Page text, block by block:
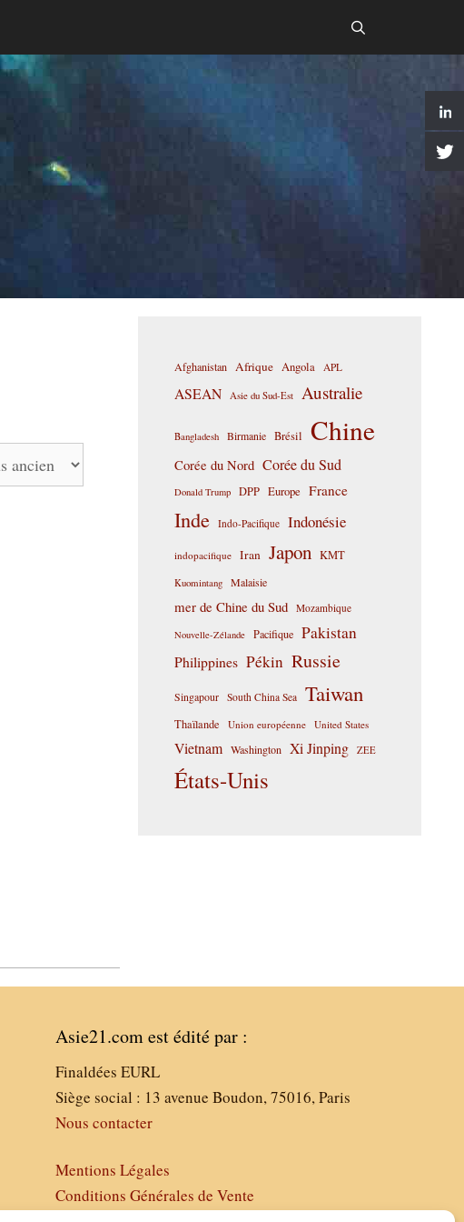
Afghanistan Afrique Angola APL
ASEAN Asie du Sud-Est Australie
Bangladesh Birmanie Brésil Chine
Corée du Nord Corée du Sud
Donald Trump DPP Europe France
Inde Indo-Pacifique Indonésie
indopacifique Iran Japon KMT
Kuomintang Malaisie
mer de Chine du Sud Mozambique
Nouvelle-Zélande Pacifique Pakistan
Philippines Pékin Russie
Singapour South China Sea Taiwan
Thaïlande Union européenne United States
Vietnam Washington Xi Jinping ZEE
États-Unis
Asie21.com est édité par :
Finaldées EURL
Siège social : 13 avenue Boudon, 75016, Paris
Nous contacter
Mentions Légales
Conditions Générales de Vente